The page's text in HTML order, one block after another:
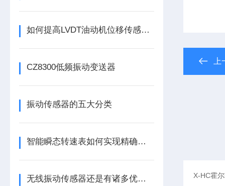
如何提高LVDT油动机位移传感器的精度？
CZ8300低频振动变送器
振动传感器的五大分类
智能瞬态转速表如何实现精确测量？
无线振动传感器还是有诸多优势的